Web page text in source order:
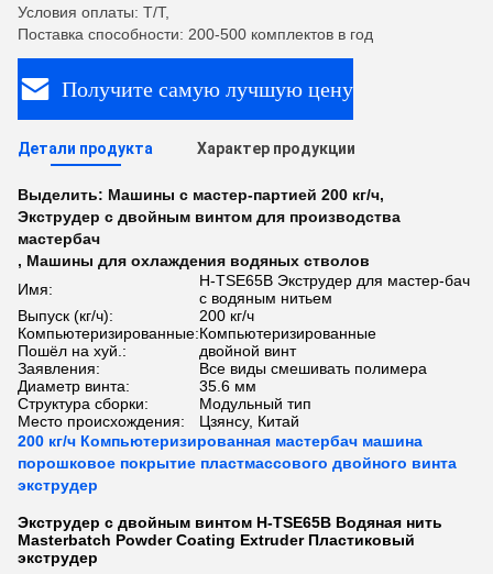
Условия оплаты: T/T,
Поставка способности: 200-500 комплектов в год
Получите самую лучшую цену
Детали продукта Характер продукции
Выделить: Машины с мастер-партией 200 кг/ч,
Экструдер с двойным винтом для производства
мастербач
, Машины для охлаждения водяных стволов
Имя:
H-TSE65B Экструдер для мастер-бач
с водяным нитьем
Выпуск (кг/ч):
200 кг/ч
Компьютеризированные:Компьютеризированные
Пошёл на хуй.:
двойной винт
Заявления:
Все виды смешивать полимера
Диаметр винта:
35.6 мм
Структура сборки:
Модульный тип
Место происхождения:
Цзянсу, Китай
200 кг/ч Компьютеризированная мастербач машина
порошковое покрытие пластмассового двойного винта
экструдер
Экструдер с двойным винтом H-TSE65B Водяная нить
Masterbatch Powder Coating Extruder Пластиковый
экструдер